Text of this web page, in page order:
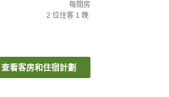
每間房
2 位住客 1 晚
查看客房和住宿計劃